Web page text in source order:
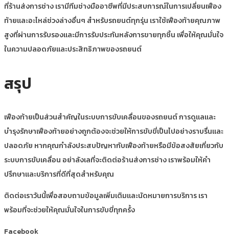
ที่ร้านส่งการช่าง เรามีทีมช่างมืออาชีพที่มีประสบการณ์ในการเปลี่ยนเฟือง
ท้ายและอะไหล่ช่วงล่างอื่นๆ สำหรับรถยนต์ทุกรุ่น เราใช้เฟืองท้ายคุณภาพ
สูงที่ผ่านการรับรองและมีการรับประกันหลังการขายทุกชิ้น เพื่อให้คุณมั่นใจ
ในความปลอดภัยและประสิทธิภาพของรถยนต์
สรุป
เฟืองท้ายเป็นส่วนสำคัญในระบบการขับเคลื่อนของรถยนต์ การดูแลและ
บำรุงรักษาเฟืองท้ายอย่างถูกต้องจะช่วยให้การขับขี่เป็นไปอย่างราบรื่นและ
ปลอดภัย หากคุณกำลังประสบปัญหากับเฟืองท้ายหรือมีข้อสงสัยเกี่ยวกับ
ระบบการขับเคลื่อน อย่าลังเลที่จะติดต่อร้านส่งการช่าง เราพร้อมให้คำ
ปรึกษาและบริการที่ดีที่สุดสำหรับคุณ
ติดต่อเราวันนี้เพื่อสอบถามข้อมูลเพิ่มเติมและนัดหมายการบริการ เรา
พร้อมที่จะช่วยให้คุณมั่นใจในการขับขี่ทุกครั้ง
Facebook